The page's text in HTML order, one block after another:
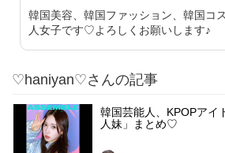
韓国美容、韓国ファッション、韓国コ
人女子です♡よろしくお願いします♪
♡haniyan♡さんの記事
韓国芸能人、KPOPアイ
人妹」まとめ♡